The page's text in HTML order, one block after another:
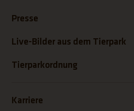
Presse
Live-Bilder aus dem Tierpark
Tierparkordnung
Karriere